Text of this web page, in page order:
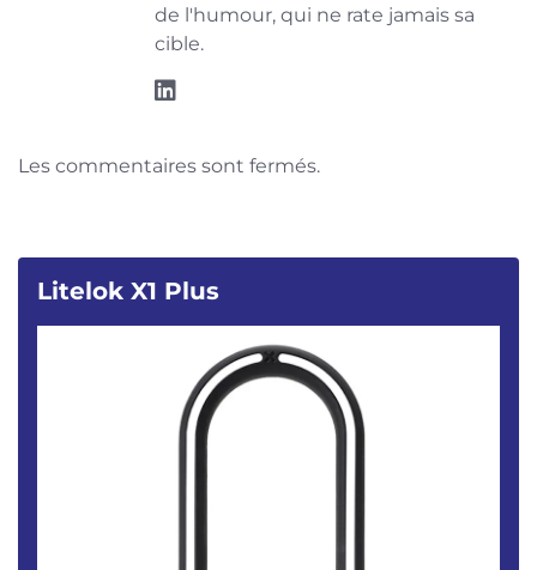
de l'humour, qui ne rate jamais sa
cible.
Les commentaires sont fermés.
Litelok X1 Plus